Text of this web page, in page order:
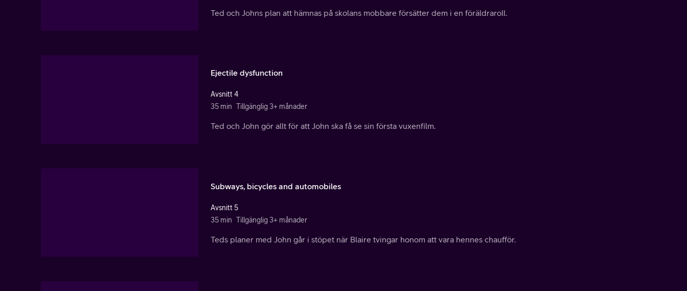
Ted och Johns plan att hämnas på skolans mobbare försätter dem i en föräldraroll.
Ejectile dysfunction
Avsnitt 4
35 min Tillgänglig 3+ månader
Ted och John gör allt för att John ska få se sin första vuxenfilm.
Subways, bicycles and automobiles
Avsnitt 5
35 min Tillgänglig 3+ månader
Teds planer med John går i stöpet när Blaire tvingar honom att vara hennes chaufför.